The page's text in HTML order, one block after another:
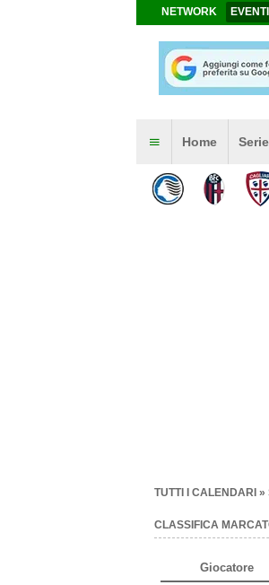
NETWORK
Home
TUTTI I CALENDARI »
CLASSIFICA
Giocatore